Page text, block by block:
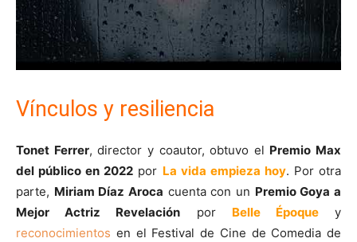
Vínculos y resiliencia
Tonet Ferrer, director y coautor, obtuvo el Premio Max
del público en 2022 por La vida empieza hoy. Por otra
parte, Miriam Díaz Aroca cuenta con un Premio Goya a
Mejor Actriz Revelación por Belle Époquey
reconocimientos en el Festival de Cine de Comedia de